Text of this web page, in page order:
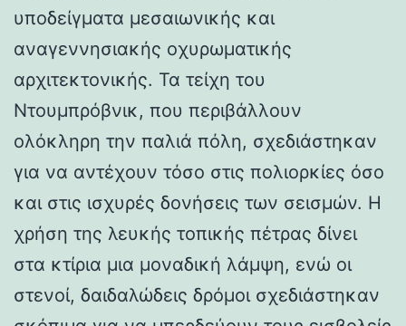
υποδείγματα μεσαιωνικής και
αναγεννησιακής οχυρωματικής
αρχιτεκτονικής. Τα τείχη του
Ντουμπρόβνικ, που περιβάλλουν
ολόκληρη την παλιά πόλη, σχεδιάστηκαν
για να αντέχουν τόσο στις πολιορκίες όσο
και στις ισχυρές δονήσεις των σεισμών. Η
χρήση της λευκής τοπικής πέτρας δίνει
στα κτίρια μια μοναδική λάμψη, ενώ οι
στενοί, δαιδαλώδεις δρόμοι σχεδιάστηκαν